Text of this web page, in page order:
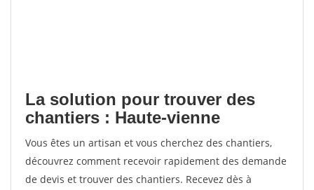
La solution pour trouver des
chantiers : Haute-vienne
Vous êtes un artisan et vous cherchez des chantiers,
découvrez comment recevoir rapidement des demande
de devis et trouver des chantiers. Recevez dès à